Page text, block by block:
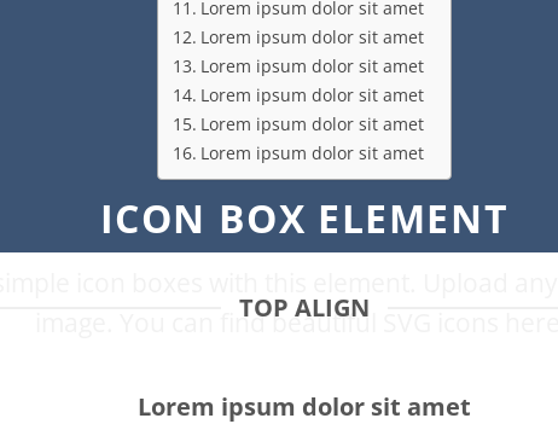
Lorem ipsum dolor sit amet
Lorem ipsum dolor sit amet
Lorem ipsum dolor sit amet
Lorem ipsum dolor sit amet
Lorem ipsum dolor sit amet
Lorem ipsum dolor sit amet
ICON BOX ELEMENT
image. You can find beautiful SVG icons here:
TOP ALIGN
Lorem ipsum dolor sit amet